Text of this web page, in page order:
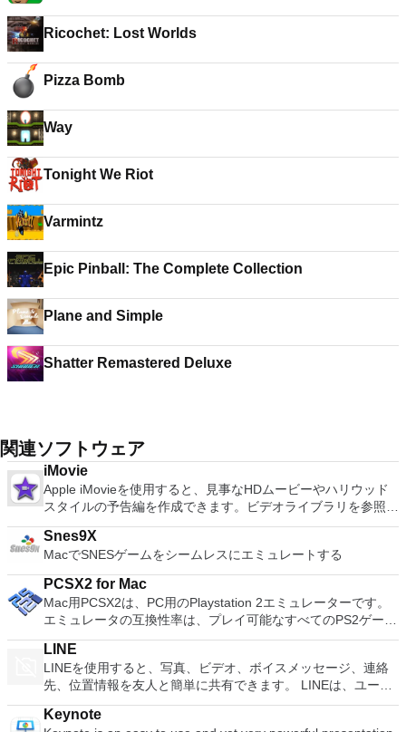
Ricochet: Lost Worlds
Pizza Bomb
Way
Tonight We Riot
Varmintz
Epic Pinball: The Complete Collection
Plane and Simple
Shatter Remastered Deluxe
関連ソフトウェア
iMovie
Apple iMovieを使用すると、見事なHDムービーやハリウッド
スタイルの予告編を作成できます。ビデオライブラリを参照し
て、お気に入りのビデオを簡単に共有できます。ビデオは外部
デバイスからインポートして、簡単に微調整、再配置、編集し
てから、共有したりDVDに書き込んだりできます。 機能が含
まれます： 日付でサイドバーのイベントをソートするオプシ
ョン新しいタイトルのフォント、サイズ、色を変更するタイム
ラインのトランジションをダブルクリックして、継続時間を調
整しますイベント内のクリップの切り取りと回転調整バーを使
用して速度効果を追加する速度効果の出入りをスムーズに切り
替えるオプション
Snes9X
MacでSNESゲームをシームレスにエミュレートする
PCSX2 for Mac
Mac用PCSX2は、PC用のPlaystation 2エミュレーターです。
エミュレータの互換性率は、プレイ可能なすべてのPS2ゲーム
の80％以上を誇っています。かなり強力なコンピューターを
所有している場合、PCSX2 for Macは優れたエミュレーターで
す。また、このアプリケーションはローエンドコンピューター
のサポートも提供するため、Playstation 2コンソールのすべて
の所有者は、Macで動作するゲームを見ることができます。
Macエミュレーター用PCSX2を使用すると、PS2コントローラ
LINE
LINEを使用すると、写真、ビデオ、ボイスメッセージ、連絡
先、位置情報を友人と簡単に共有できます。 LINEは、ユーザ
ーが他の多くのプラットフォームとともにMacやiOSの仲間の
ユーザーとやり取りできる唯一のサービスの1つです。 人気ア
Keynote